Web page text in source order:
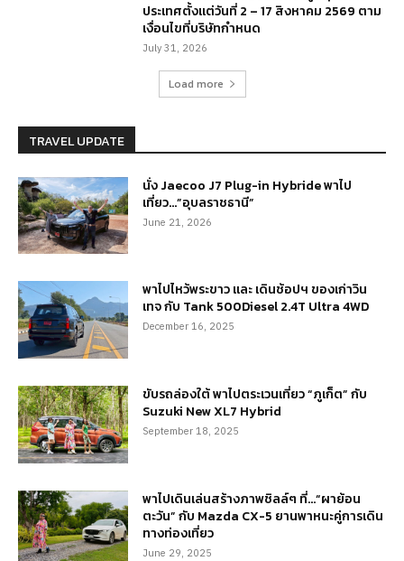
ประเทศตั้งแต่วันที่ 2 – 17 สิงหาคม 2569 ตาม
เงื่อนไขที่บริษัทกำหนด
July 31, 2026
Load more
TRAVEL UPDATE
นั่ง Jaecoo J7 Plug-in Hybride พาไป
เที่ยว…”อุบลราชธานี”
June 21, 2026
พาไปไหว้พระขาว และ เดินช้อปฯ ของเก่าวิน
เทจ กับ Tank 500Diesel 2.4T Ultra 4WD
December 16, 2025
ขับรถล่องใต้ พาไปตระเวนเที่ยว “ภูเก็ต” กับ
Suzuki New XL7 Hybrid
September 18, 2025
พาไปเดินเล่นสร้างภาพชิลล์ๆ ที่…“ผาย้อน
ตะวัน” กับ Mazda CX-5 ยานพาหนะคู่การเดิน
ทางท่องเที่ยว
June 29, 2025